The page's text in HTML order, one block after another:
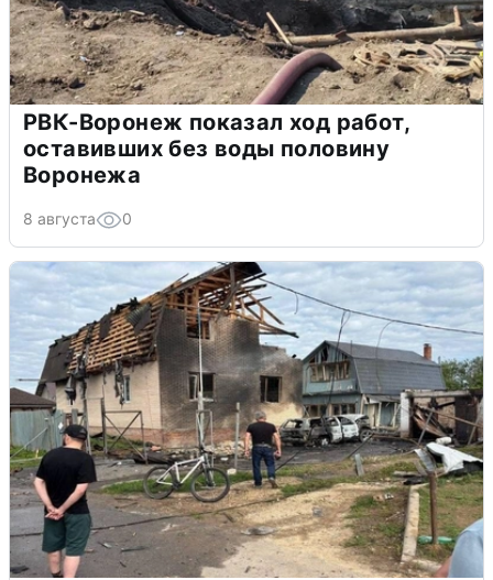
РВК-Воронеж показал ход работ,
оставивших без воды половину
Воронежа
8 августа 0